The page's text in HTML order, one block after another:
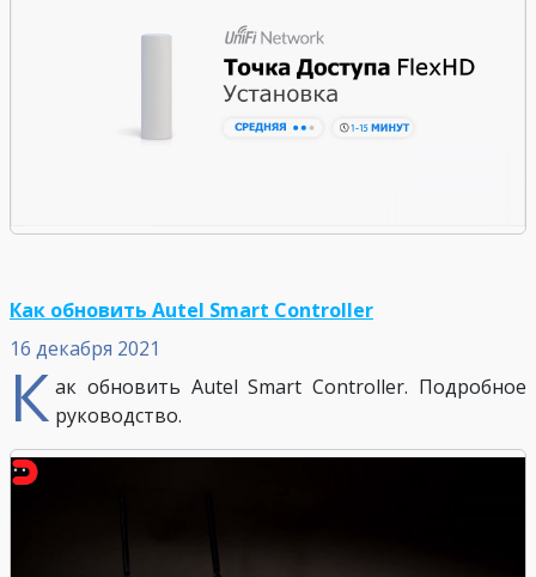
16 декабря 2021
Как обновить Autel Smart Controller
К ак обновить Autel Smart Controller. Подробное
руководство.